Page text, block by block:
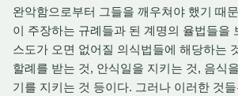
완악함으로부터 그들을 깨우쳐야 했기 때
이 주장하는 규례들과 된 계명의 율법들을
스도가 오면 없어질 의식법들에 해당하는
할례를 받는 것, 안식일을 지키는 것, 음식
기를 지키는 것 등이다. 그러나 이러한 것